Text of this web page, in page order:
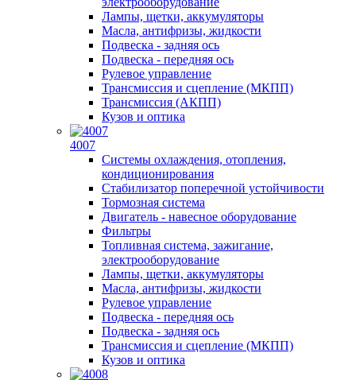
Лампы, щетки, аккумуляторы
Масла, антифризы, жидкости
Подвеска - задняя ось
Подвеска - передняя ось
Рулевое управление
Трансмиссия и сцепление (МКПП)
Трансмиссия (АКПП)
Кузов и оптика
4007
Системы охлаждения, отопления,
кондиционирования
Стабилизатор поперечной устойчивости
Тормозная система
Двигатель - навесное оборудование
Фильтры
Топливная система, зажигание,
электрооборудование
Лампы, щетки, аккумуляторы
Масла, антифризы, жидкости
Рулевое управление
Подвеска - передняя ось
Подвеска - задняя ось
Трансмиссия и сцепление (МКПП)
Кузов и оптика